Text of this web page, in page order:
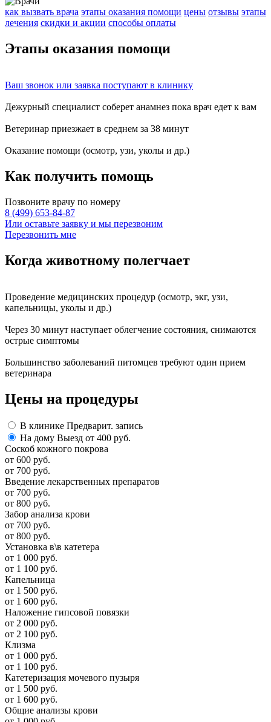
как вызвать врача этапы оказания помощи цены отзывы этапы
лечения скидки и акции способы оплаты
Этапы оказания помощи
Ваш звонок или заявка поступают в клинику
Дежурный специалист соберет анамнез пока врач едет к вам
Ветеринар приезжает в среднем за 38 минут
Оказание помощи (осмотр, узи, уколы и др.)
Как получить помощь
Позвоните врачу по номеру
8 (499) 653-84-87
Или оставьте заявку и мы перезвоним
Перезвонить мне
Когда животному полегчает
Проведение медицинских процедур (осмотр, экг, узи,
капельницы, уколы и др.)
Через 30 минут наступает облегчение состояния, снимаются
острые симптомы
Большинство заболеваний питомцев требуют один прием
ветеринара
Цены на процедуры
В клинике Предварит. запись
На дому Выезд от 400 руб.
Соскоб кожного покрова
от 600 руб.
от 700 руб.
Введение лекарственных препаратов
от 700 руб.
от 800 руб.
Забор анализа крови
от 700 руб.
от 800 руб.
Установка в\в катетера
от 1 000 руб.
от 1 100 руб.
Капельница
от 1 500 руб.
от 1 600 руб.
Наложение гипсовой повязки
от 2 000 руб.
от 2 100 руб.
Клизма
от 1 000 руб.
от 1 100 руб.
Катетеризация мочевого пузыря
от 1 500 руб.
от 1 600 руб.
Общие анализы крови